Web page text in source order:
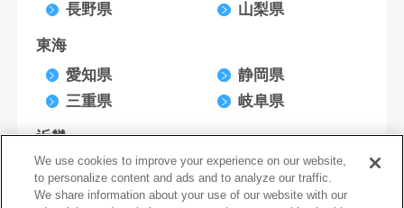
長野県
山梨県
東海
愛知県
静岡県
三重県
岐阜県
近畿
大阪府
京都府
兵庫県
滋賀県
We use cookies to improve your experience on our website,
to personalize content and ads and to analyze our traffic.
We share information about your use of our website with our